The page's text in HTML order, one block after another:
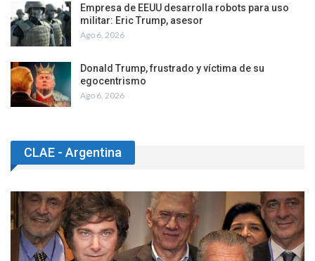
Empresa de EEUU desarrolla robots para uso
militar: Eric Trump, asesor
Ago 6, 2026
Donald Trump, frustrado y víctima de su
egocentrismo
Ago 6, 2026
CLAE - Argentina